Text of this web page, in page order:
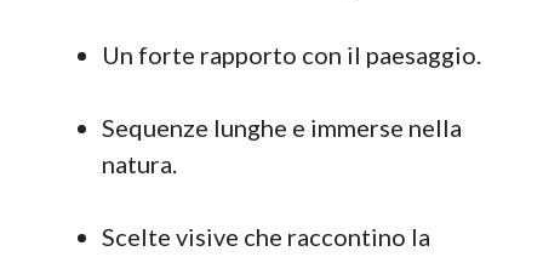
Un forte rapporto con il paesaggio.
Sequenze lunghe e immerse nella
natura.
Scelte visive che raccontino la